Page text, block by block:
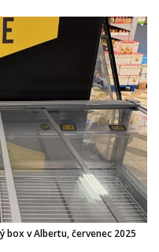
box v Albertu, červenec 2025